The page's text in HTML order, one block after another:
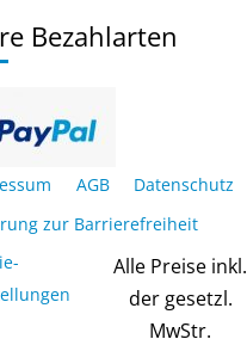
Bezahlarten
AGB
Datenschutz
zur Barrierefreiheit
Alle Preise inkl.
der gesetzl.
MwStr.